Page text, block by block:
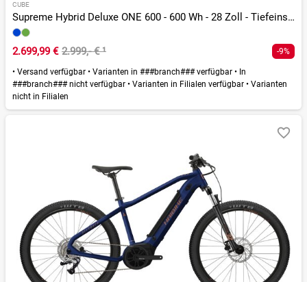
CUBE
Supreme Hybrid Deluxe ONE 600 - 600 Wh - 28 Zoll - Tiefeinsteiger - 2026
2.699,99 € 2.999,- €¹ -9%
• Versand verfügbar • Varianten in ###branch### verfügbar • In
###branch### nicht verfügbar • Varianten in Filialen verfügbar • Varianten
nicht in Filialen